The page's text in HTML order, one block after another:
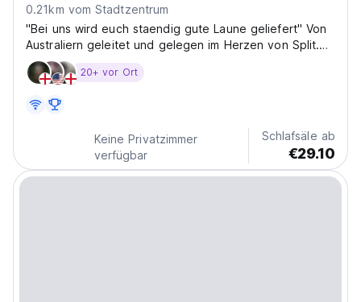
0.21km vom Stadtzentrum
"Bei uns wird euch staendig gute Laune geliefert" Von
Australiern geleitet und gelegen im Herzen von Split.
Das Split Hostel haelt taeglich kostenlose und
einzigartige soziale Events- von Strandtagen,
Partynaechten....
20+ vor Ort
Keine Privatzimmer
verfügbar
Schlafsäle ab
€29.10